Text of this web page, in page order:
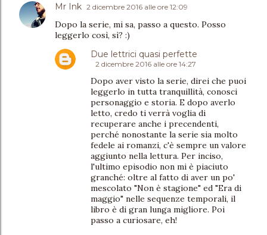
Mr Ink 2 dicembre 2016 alle ore 12:09
Dopo la serie, mi sa, passo a questo. Posso
leggerlo così, sì? :)
Due lettrici quasi perfette
2 dicembre 2016 alle ore 14:27
Dopo aver visto la serie, direi che puoi
leggerlo in tutta tranquillità, conosci
personaggio e storia. E dopo averlo
letto, credo ti verrà voglia di
recuperare anche i precendenti,
perché nonostante la serie sia molto
fedele ai romanzi, c'è sempre un valore
aggiunto nella lettura. Per inciso,
l'ultimo episodio non mi è piaciuto
granché: oltre al fatto di aver un po'
mescolato "Non è stagione" ed "Era di
maggio" nelle sequenze temporali, il
libro è di gran lunga migliore. Poi
passo a curiosare, eh!